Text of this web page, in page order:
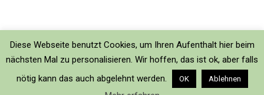
Diese Webseite benutzt Cookies, um Ihren Aufenthalt hier beim
nächsten Mal zu personalisieren. Wir hoffen, das ist ok, aber falls
nötig kann das auch abgelehnt werden.
OK Ablehnen